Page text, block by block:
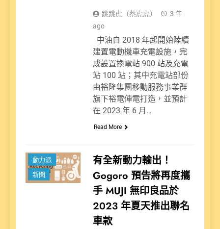
跳跳虎（蔡虎虎）
3 年
ago
中油自 2018 年起開始陸續
建置電動機車充電設施，完
成設置換電站 900 站及充電
站 100 站；其中充電站部份
由裕隆集團移動服務事業群
旗下裕電俥電打造，並預計
在 2023 年 6 月…
Read More
動力派
新聞
有全新動力輸出！
Gogoro 預告將再度攜
手 MUJI 無印良品於
2023 年夏天推出聯名
車款